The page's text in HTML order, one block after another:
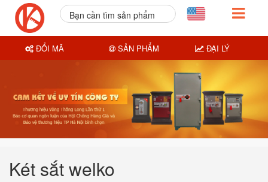
Két sắt welko
Bạn cần tìm sản phẩm
ĐỔI MÃ SẢN PHẨM ĐẠI LÝ